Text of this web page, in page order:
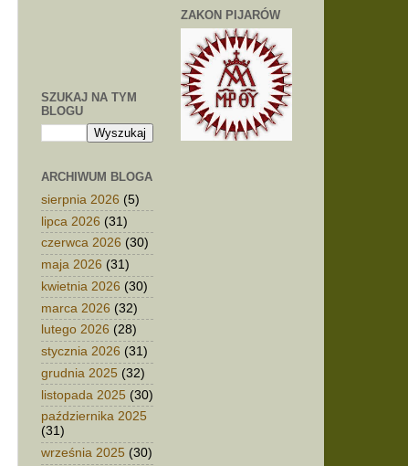
SZUKAJ NA TYM
BLOGU
ARCHIWUM BLOGA
sierpnia 2026 (5)
lipca 2026 (31)
czerwca 2026 (30)
maja 2026 (31)
kwietnia 2026 (30)
marca 2026 (32)
lutego 2026 (28)
stycznia 2026 (31)
grudnia 2025 (32)
listopada 2025 (30)
października 2025
(31)
września 2025 (30)
ZAKON PIJARÓW